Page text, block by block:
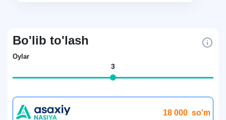
Bo'lib to'lash
Oylar
3
18 000 so'm